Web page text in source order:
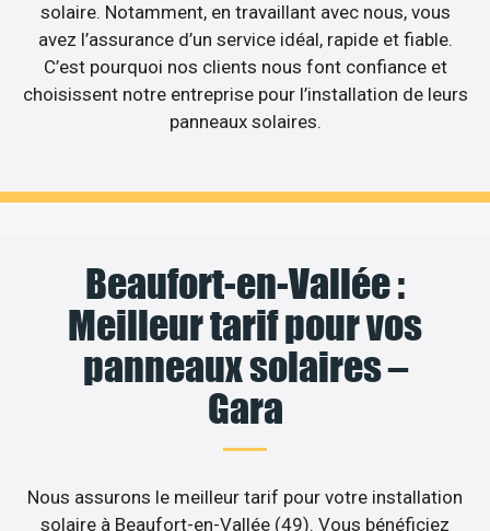
solaire. Notamment, en travaillant avec nous, vous
avez l’assurance d’un service idéal, rapide et fiable.
C’est pourquoi nos clients nous font confiance et
choisissent notre entreprise pour l’installation de leurs
panneaux solaires.
Beaufort-en-Vallée :
Meilleur tarif pour vos
panneaux solaires –
Gara
Nous assurons le meilleur tarif pour votre installation
solaire à Beaufort-en-Vallée (49). Vous bénéficiez